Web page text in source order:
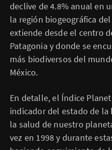
declive de 4.8% anual en
la región biogeográfica
extiende desde el centro
Patagonia y donde se
más biodiversos del
México.
En detalle, el Índice
indicador del estado de
la salud de nuestro
vez en 1998 y durante